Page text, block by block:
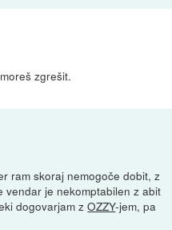
zgrešit.
ram skoraj nemogoče dobit, z
vendar je nekomptabilen z abit
dogovarjam zOZZY-jem, pa